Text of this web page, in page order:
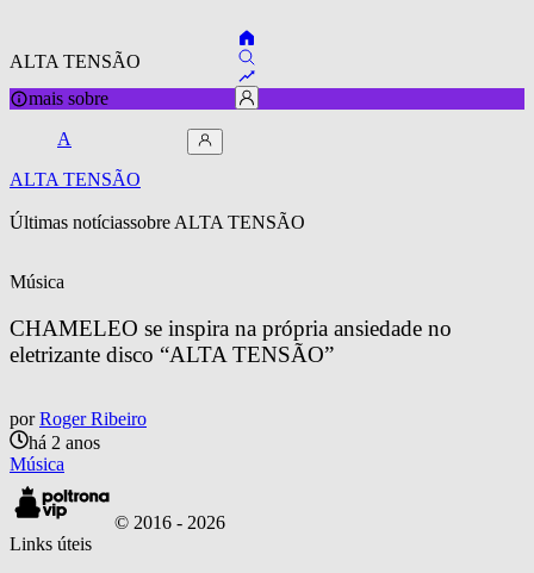
ALTA TENSÃO
mais sobre
A
ALTA TENSÃO
Últimas notíciassobre ALTA TENSÃO
Música
CHAMELEO se inspira na própria ansiedade no
eletrizante disco “ALTA TENSÃO”
por Roger Ribeiro
há 2 anos
Música
© 2016 - 2026
Links úteis